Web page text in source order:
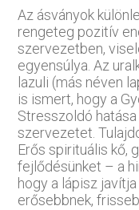
Az ásványok
rengeteg pozitív
szervezetben,
egyensúlya. Az
lazuli (más néven
is ismert, hogy a
Stresszoldó
szervezetet.
Erős spirituális kő,
fejlődésünket – a
hogy a lápisz
erősebbnek,